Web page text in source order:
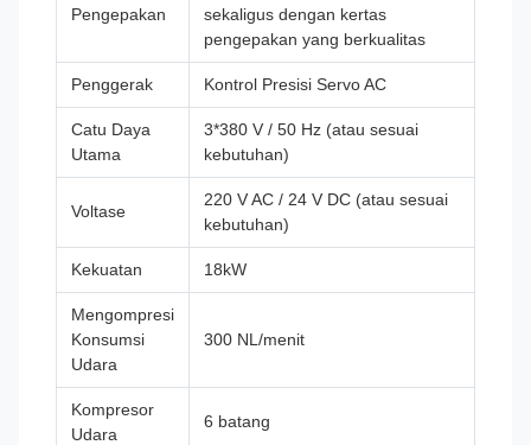
Pengepakan
sekaligus dengan kertas
pengepakan yang berkualitas
Penggerak Kontrol Presisi Servo AC
Catu Daya
Utama
3*380 V / 50 Hz (atau sesuai
kebutuhan)
Voltase
220 V AC / 24 V DC (atau sesuai
kebutuhan)
Kekuatan 18kW
Mengompresi
Konsumsi
Udara
300 NL/menit
Kompresor
Udara
6 batang